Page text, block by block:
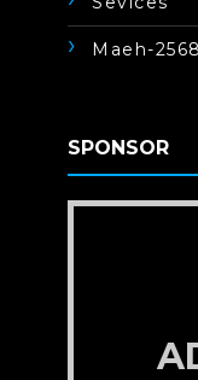
Maeh-
SPONSOR